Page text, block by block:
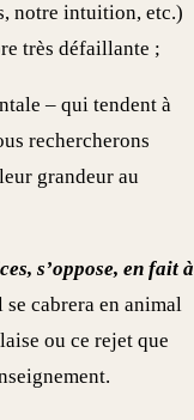
notre intuition, etc.)
très défaillante ;
– qui tendent à
rechercherons
grandeur au
s’oppose, en fait à
se cabrera en animal
ou ce rejet que